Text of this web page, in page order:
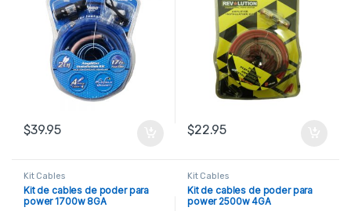
$39.95 $22.95
Kit Cables
Kit de cables de poder para
power 1700w 8GA
Kit Cables
Kit de cables de poder para
power 2500w 4GA